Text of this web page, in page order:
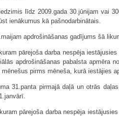
līdz 2009.gada 30.jūnijam vai
ienākumus kā pašnodarbinātais.
apdrošināšanas gadījums šā
pārejoša darba nespēja
apdrošināšanas pabalsta apmēra
pirms mēneša, kurā iestājies
31.panta pirmajā daļā un otrās
pārejoša darba nespēja